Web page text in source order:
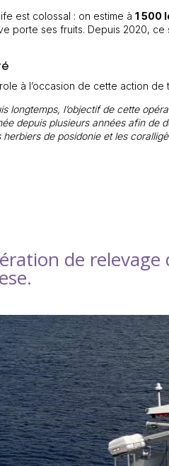
est colossal : on estime à 1 500
porte ses fruits. Depuis 2020, ce
à l’occasion de cette action
longtemps, l’objectif de cette
depuis plusieurs années afin
de posidonie et les
de relevage